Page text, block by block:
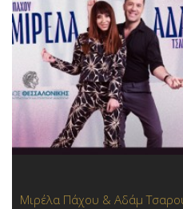
Μιρέλα Πάχου & Αδάμ